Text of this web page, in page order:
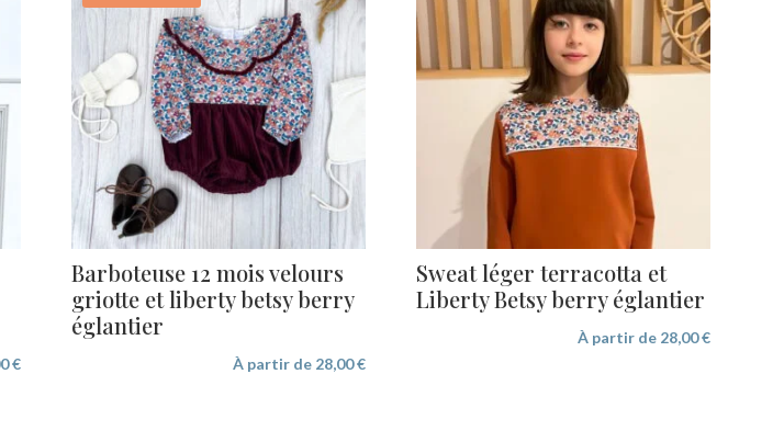
€
Barboteuse 12 mois velours
griotte et liberty betsy berry
églantier
À partir de 28,00€
Sweat léger terracotta et
Liberty Betsy berry églantier
À partir de 28,00€